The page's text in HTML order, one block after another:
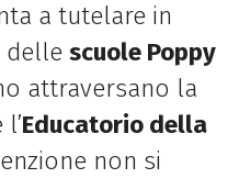
a tutelare in
delle scuole Poppy
attraversano la
Educatorio della
non si